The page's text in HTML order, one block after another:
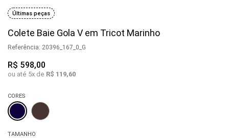
Últimas peças
Colete Baie Gola V em Tricot Marinho
Referência: 20396_167_0_G
R$ 598,00
ou até 5x de R$ 119,60
CORES
TAMANHO